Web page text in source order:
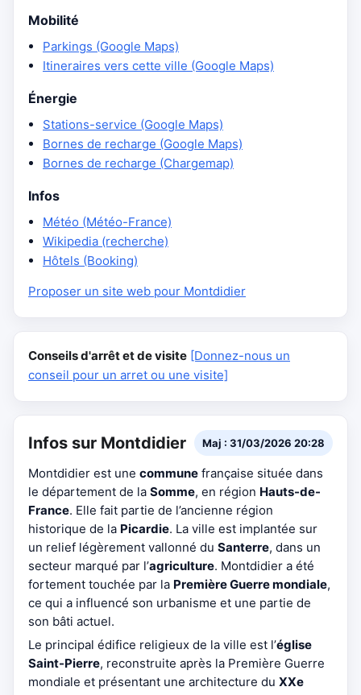
Mobilité
Parkings (Google Maps)
Itineraires vers cette ville (Google Maps)
Énergie
Stations-service (Google Maps)
Bornes de recharge (Google Maps)
Bornes de recharge (Chargemap)
Infos
Météo (Météo-France)
Wikipedia (recherche)
Hôtels (Booking)
Proposer un site web pour Montdidier
Conseils d'arrêt et de visite [Donnez-nous un
conseil pour un arret ou une visite]
Infos sur Montdidier Maj : 31/03/2026 20:28
Montdidier est une commune française située dans
le département de la Somme, en région Hauts-de-
France. Elle fait partie de l’ancienne région
historique de la Picardie. La ville est implantée sur
un relief légèrement vallonné du Santerre, dans un
secteur marqué par l’agriculture. Montdidier a été
fortement touchée par la Première Guerre mondiale,
ce qui a influencé son urbanisme et une partie de
son bâti actuel.
Le principal édifice religieux de la ville est l’église
Saint-Pierre, reconstruite après la Première Guerre
mondiale et présentant une architecture du XXe